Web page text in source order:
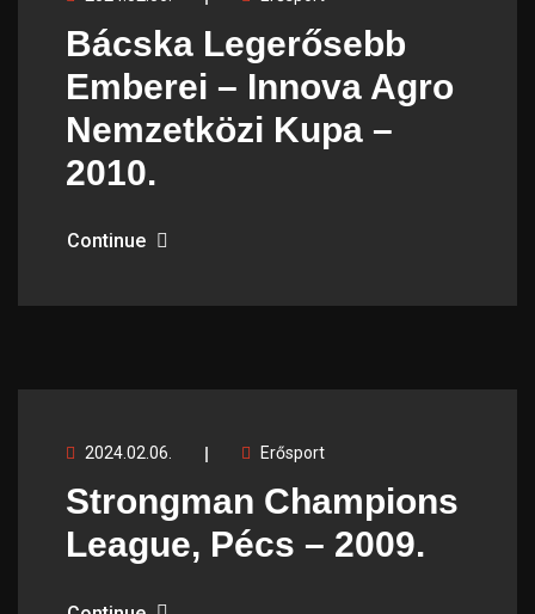
Bácska Legerősebb
Emberei – Innova Agro
Nemzetközi Kupa –
2010.
Continue
2024.02.06. Erősport
Strongman Champions
League, Pécs – 2009.